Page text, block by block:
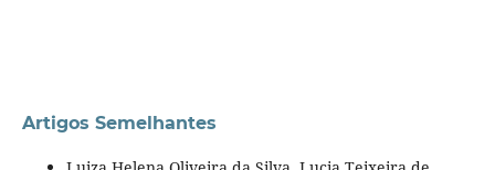
Artigos Semelhantes